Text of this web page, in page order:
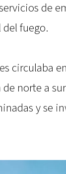
de
fuego.
circulaba
norte a
y se